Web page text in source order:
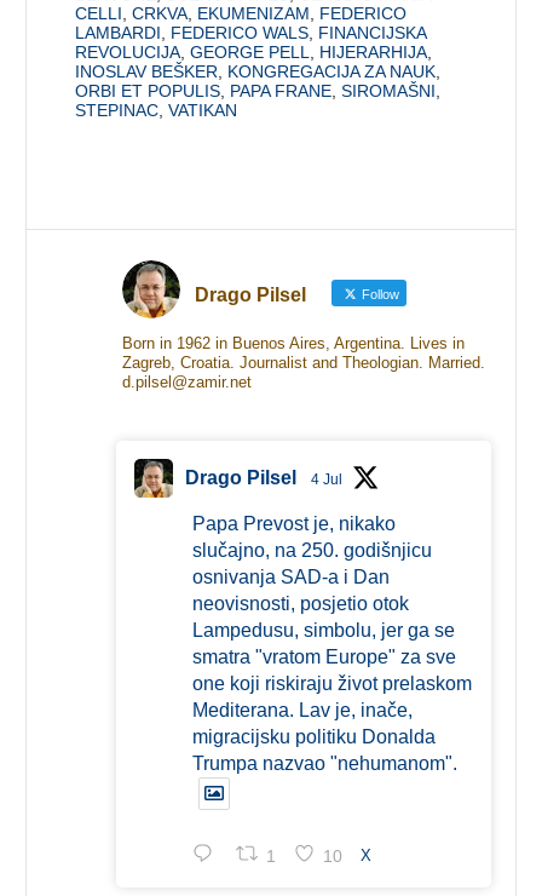
CELLI ,CRKVA EKUMENIZAM
FEDERICO
LAMBARDI
FEDERICO WALS FINANCIJSKA
REVOLUCIJA ,GEORGE PELL HIJERARHIJA
INOSLAV BEŠKER
KONGREGACIJA ZA NAUK
ORBI ET POPULIS PAPA FRANE ,SIROMAŠNI
STEPINAC ,VATIKAN
Drago Pilsel Follow
Born in 1962 in Buenos Aires, Argentina. Lives in
Zagreb, Croatia. Journalist and Theologian. Married.
d.pilsel@zamir.net
Drago Pilsel 4 Jul
Papa Prevost je, nikako
slučajno, na 250. godišnjicu
osnivanja SAD-a i Dan
neovisnosti, posjetio otok
Lampedusu, simbolu, jer ga se
smatra "vratom Europe" za sve
one koji riskiraju život prelaskom
Mediterana. Lav je, inače,
migracijsku politiku Donalda
Trumpa nazvao "nehumanom".
1 10 X